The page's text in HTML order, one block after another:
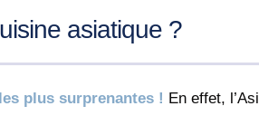
asiatique ?
plus surprenantes ! En effet,